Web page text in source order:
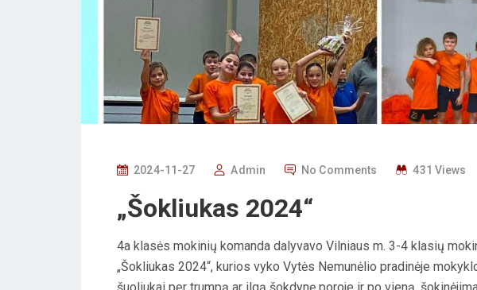
P
S
E
D
2024-11-27 Admin No Comments 431 Views
„Šokliukas 2024“
4a klasės mokinių komanda dalyvavo Vilniaus m. 3-4 klasių
„Šokliukas 2024“, kurios vyko Vytės Nemunėlio pradinėje